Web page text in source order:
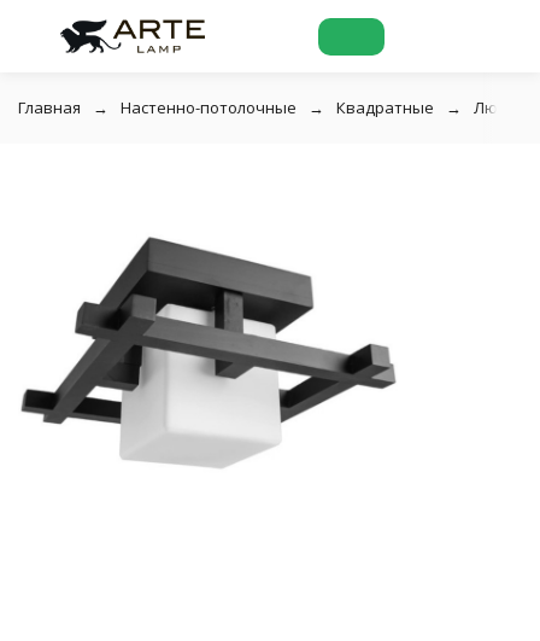
Главная Настенно-потолочные Квадратные Люстра